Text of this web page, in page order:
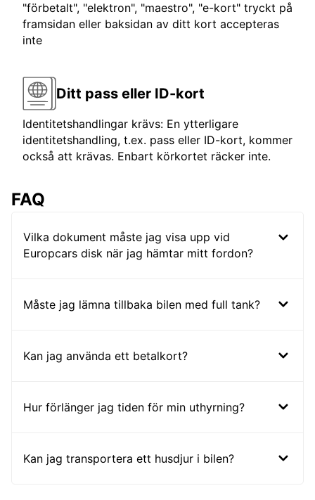
"förbetalt", "elektron", "maestro", "e-kort" tryckt på
framsidan eller baksidan av ditt kort accepteras
inte
Ditt pass eller ID-kort
Identitetshandlingar krävs: En ytterligare
identitetshandling, t.ex. pass eller ID-kort, kommer
också att krävas. Enbart körkortet räcker inte.
FAQ
Vilka dokument måste jag visa upp vid
Europcars disk när jag hämtar mitt fordon?
Måste jag lämna tillbaka bilen med full tank?
Kan jag använda ett betalkort?
Hur förlänger jag tiden för min uthyrning?
Kan jag transportera ett husdjur i bilen?